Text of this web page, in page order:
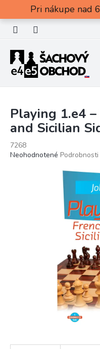
obsah
Pri nákupe nad
Playing 1.e4
and Sicilian
7268
Priemerné
Neohodnotené